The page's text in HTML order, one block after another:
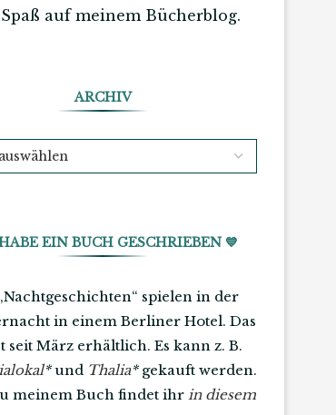
auf meinem Bücherblog.
ARCHIV
EIN BUCH GESCHRIEBEN 💙
spielen in der
in einem Berliner Hotel. Das
seit März erhältlich. Es kann z. B.
*und Thalia*gekauft werden.
meinem Buch findet ihr in diesem